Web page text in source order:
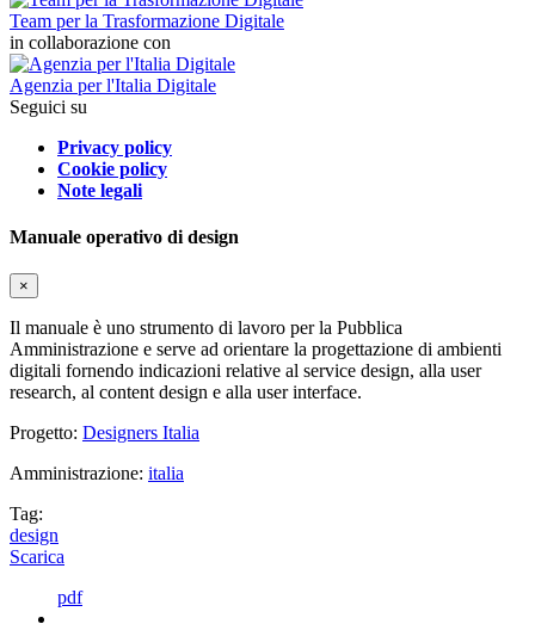
Team per la Trasformazione Digitale
in collaborazione con
Agenzia per l'Italia Digitale
Seguici su
Privacy policy
Cookie policy
Note legali
Manuale operativo di design
×
Il manuale è uno strumento di lavoro per la Pubblica
Amministrazione e serve ad orientare la progettazione di ambienti
digitali fornendo indicazioni relative al service design, alla user
research, al content design e alla user interface.
Progetto: Designers Italia
Amministrazione: italia
Tag:
design
Scarica
pdf